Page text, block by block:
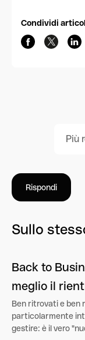
Condividi
Più
Rispondi
Sullo
Back to
meglio il
Ben ritrovati e ben
particolarmente
gestire: è il vero